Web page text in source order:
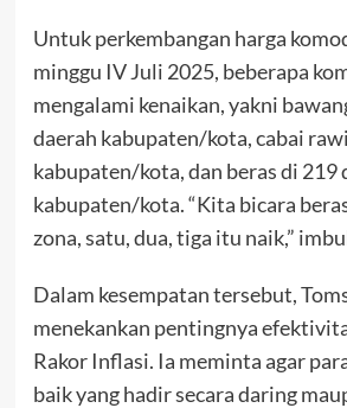
Untuk perkembangan harga
minggu IV Juli 2025, beberapa
mengalami kenaikan, yakni
daerah kabupaten/kota, cabai
kabupaten/kota, dan beras di 219
kabupaten/kota. “Kita bicara
zona, satu, dua, tiga itu naik,”
Dalam kesempatan tersebut,
menekankan pentingnya
Rakor Inflasi. Ia meminta agar
baik yang hadir secara daring